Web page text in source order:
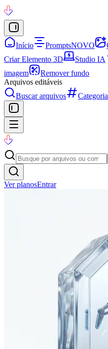
Início PromptsNOVO
Criar Elemento 3D
Studio IA
imagem
Remover fundo
Arquivos editáveis
Buscar arquivos
Ver planosEntrar